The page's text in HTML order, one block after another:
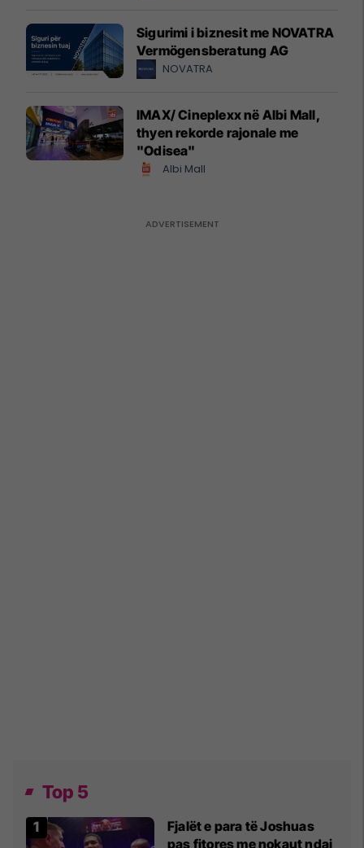
Sigurimi i biznesit me NOVATRA
Vermögensberatung AG
NOVATRA
IMAX/ Cineplexx në Albi Mall,
thyen rekorde rajonale me
"Odisea"
Albi Mall
Top 5
Fjalët e para të Joshuas
pas fitores me nokaut ndaj